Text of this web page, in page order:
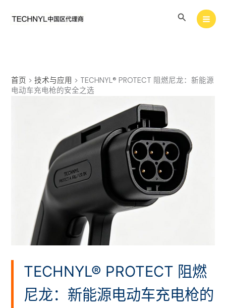
搜
首页 >技术与应用 > TECHNYL® PROTECT 阻燃尼龙：新能源
电动车充电枪的安全之选
TECHNYL® PROTECT 阻燃
尼龙：新能源电动车充电枪的